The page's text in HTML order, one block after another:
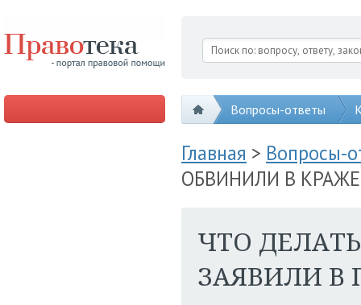
Вопросы-ответы
Главная > Вопросы-
ОБВИНИЛИ В
ЧТО
ЗАЯВИЛИ